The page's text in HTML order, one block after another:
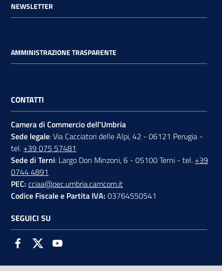
NEWSLETTER
AMMINISTRAZIONE TRASPARENTE
CONTATTI
Camera di Commercio dell’Umbria
Sede legale: Via Cacciatori delle Alpi, 42 - 06121 Perugia -
tel. +39 075 57481
Sede di Terni: Largo Don Minzoni, 6 - 05100 Terni - tel. +39
0744 4891
PEC: cciaa@pec.umbria.camcom.it
Codice Fiscale e Partita IVA: 03764550541
SEGUICI SU
FacebookTwitter